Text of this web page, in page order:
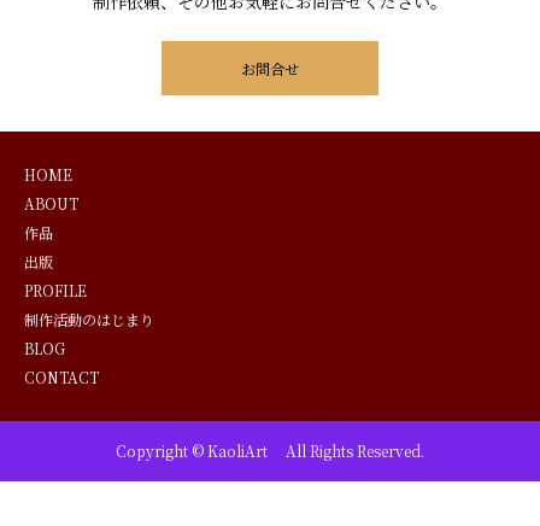
お問合せ
HOME
ABOUT
作品
出版
PROFILE
制作活動のはじまり
BLOG
CONTACT
Copyright © KaoliArt All Rights Reserved.